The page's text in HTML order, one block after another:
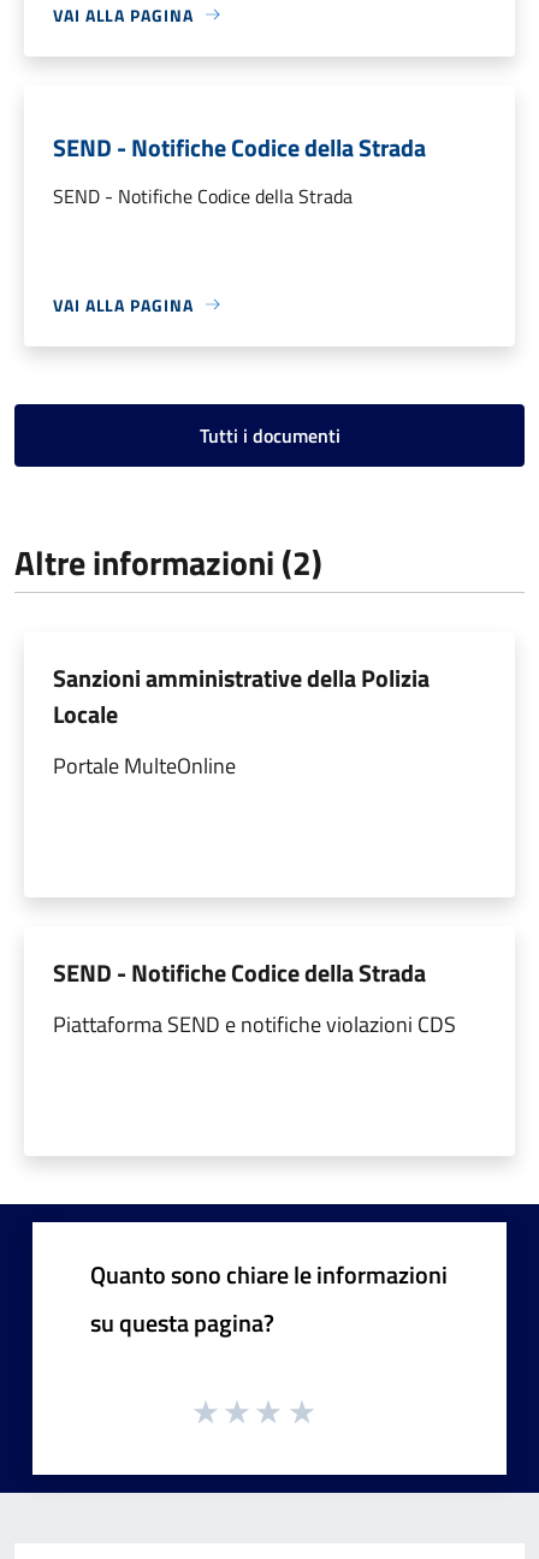
VAI ALLA PAGINA
SEND - Notifiche Codice della Strada
SEND - Notifiche Codice della Strada
VAI ALLA PAGINA
Tutti i documenti
Altre informazioni (2)
Sanzioni amministrative della Polizia
Locale
Portale MulteOnline
SEND - Notifiche Codice della Strada
Piattaforma SEND e notifiche violazioni CDS
Quanto sono chiare le informazioni
su questa pagina?